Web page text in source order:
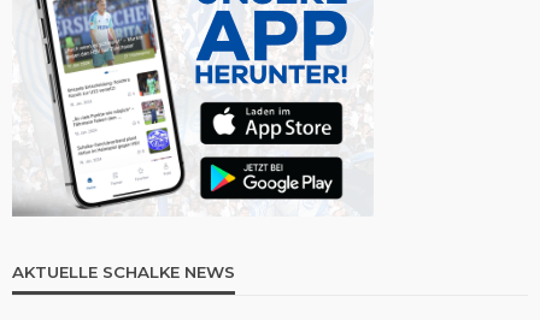
AKTUELLE SCHALKE NEWS